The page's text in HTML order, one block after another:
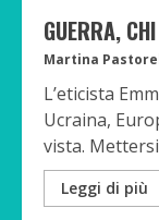
GUERRA,
Martina
L’eticista
Ucraina,
vista. Mettersi
Leggi di più